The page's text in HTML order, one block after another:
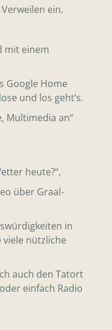
ein.
mit einem
Google Home
und los geht’s.
Multimedia an“
heute?“,
über Graal-
in
viele nützliche
auch den Tatort
einfach Radio